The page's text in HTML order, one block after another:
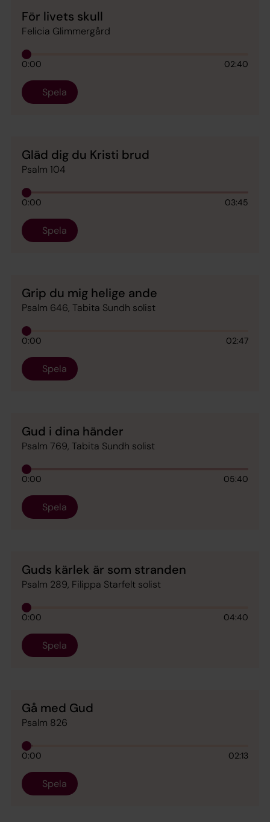
För livets skull
Felicia Glimmergård
0:00 02:40
Spela
Gläd dig du Kristi brud
Psalm 104
0:00 03:45
Spela
Grip du mig helige ande
Psalm 646, Tabita Sundh solist
0:00 02:47
Spela
Gud i dina händer
Psalm 769, Tabita Sundh solist
0:00 05:40
Spela
Guds kärlek är som stranden
Psalm 289, Filippa Starfelt solist
0:00 04:40
Spela
Gå med Gud
Psalm 826
0:00 02:13
Spela